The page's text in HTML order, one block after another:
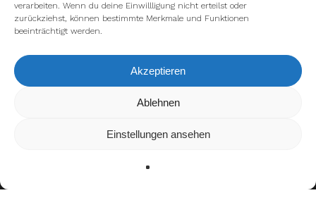
verarbeiten. Wenn du deine Einwillligung nicht erteilst oder
zurückziehst, können bestimmte Merkmale und Funktionen
beeinträchtigt werden.
Akzeptieren
Ablehnen
Einstellungen ansehen
Wir verwenden Cookies, um dir die bestmögliche Erfahrung auf
kannst du erfahren, welche Cookies wir
verwenden oder sie ausschalten.